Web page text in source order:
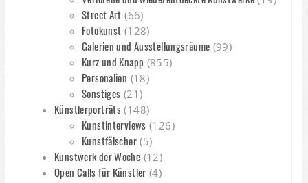
Street Art (66)
Fotokunst (128)
Galerien und Ausstellungsräume (99)
Kurz und Knapp (855)
Personalien (18)
Sonstiges (21)
Künstlerporträts (148)
Kunstinterviews (126)
Kunstfälscher(5)
Kunstwerk der Woche (12)
Open Calls für Künstler (4)